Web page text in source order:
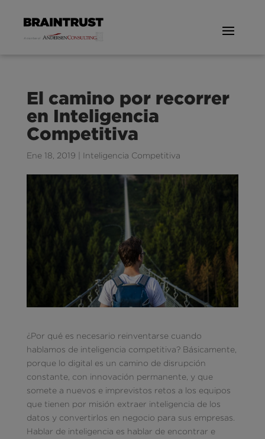
El camino por recorrer
en Inteligencia
Competitiva
Ene 18, 2019 Inteligencia Competitiva
¿Por qué es necesario reinventarse cuando
hablamos de inteligencia competitiva? Básicamente,
porque lo digital es un camino de disrupción
constante, con innovación permanente, y que
somete a nuevos e imprevistos retos a los equipos
que tienen por misión extraer inteligencia de los
datos y convertirlos en negocio para sus empresas.
Hablar de inteligencia es hablar de encontrar e